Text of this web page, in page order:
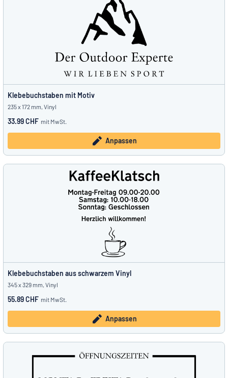
Klebebuchstaben mit Motiv
235 x 172 mm, Vinyl
33.99 CHF mit MwSt.
Anpassen
Klebebuchstaben aus schwarzem Vinyl
345 x 329 mm, Vinyl
55.89 CHF mit MwSt.
Anpassen